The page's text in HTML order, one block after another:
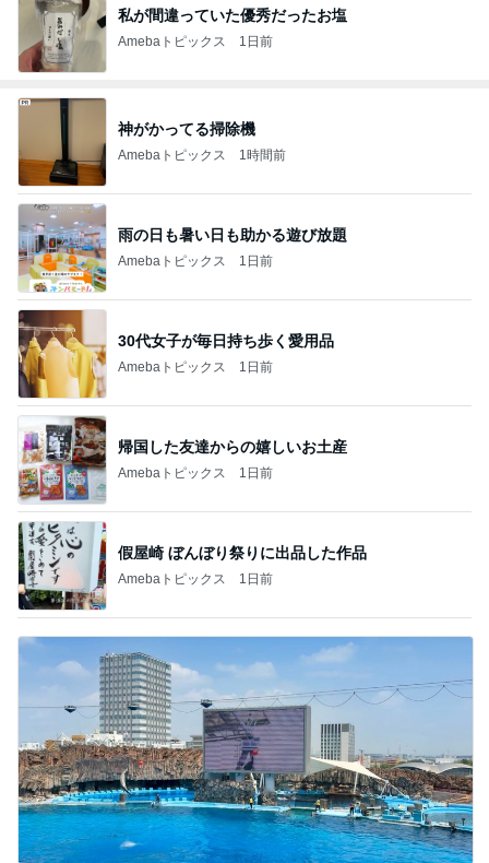
私が間違っていた優秀だったお塩
Amebaトピックス 1日前
神がかってる掃除機
Amebaトピックス 1時間前
雨の日も暑い日も助かる遊び放題
Amebaトピックス 1日前
30代女子が毎日持ち歩く愛用品
Amebaトピックス 1日前
帰国した友達からの嬉しいお土産
Amebaトピックス 1日前
假屋崎 ぼんぼり祭りに出品した作品
Amebaトピックス 1日前